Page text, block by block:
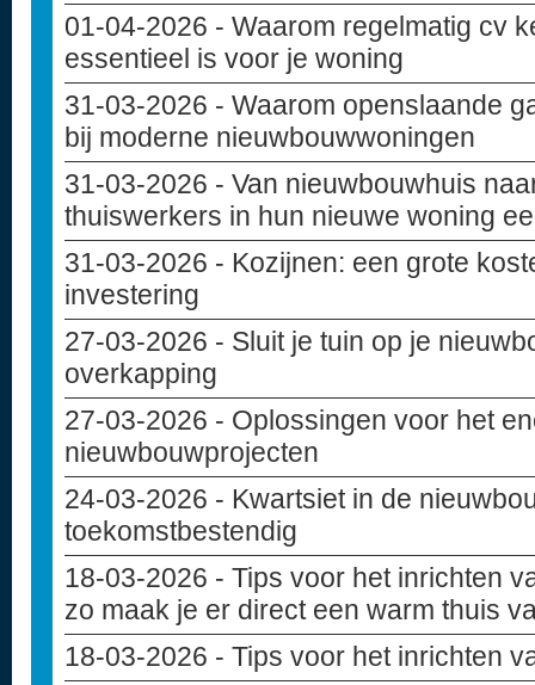
01-04-2026 - Waarom regelmatig cv
essentieel is voor je woning
31-03-2026 - Waarom openslaande
bij moderne nieuwbouwwoningen
31-03-2026 - Van nieuwbouwhuis
thuiswerkers in hun nieuwe woning
31-03-2026 - Kozijnen: een grote
investering
27-03-2026 - Sluit je tuin op je
overkapping
27-03-2026 - Oplossingen voor het
nieuwbouwprojecten
24-03-2026 - Kwartsiet in de
toekomstbestendig
18-03-2026 - Tips voor het inrichten
zo maak je er direct een warm thuis
18-03-2026 - Tips voor het inrichten